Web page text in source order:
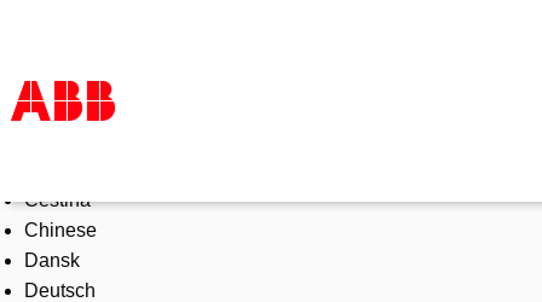
Products & Solutions
Industries
Services
About us
Čeština
Chinese
Dansk
Deutsch